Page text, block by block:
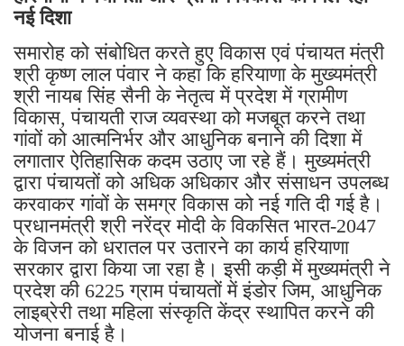
नई दिशा
समारोह को संबोधित करते हुए विकास एवं पंचायत मंत्री
श्री कृष्ण लाल पंवार ने कहा कि हरियाणा के मुख्यमंत्री
श्री नायब सिंह सैनी के नेतृत्व में प्रदेश में ग्रामीण
विकास, पंचायती राज व्यवस्था को मजबूत करने तथा
गांवों को आत्मनिर्भर और आधुनिक बनाने की दिशा में
लगातार ऐतिहासिक कदम उठाए जा रहे हैं। मुख्यमंत्री
द्वारा पंचायतों को अधिक अधिकार और संसाधन उपलब्ध
करवाकर गांवों के समग्र विकास को नई गति दी गई है।
प्रधानमंत्री श्री नरेंद्र मोदी के विकसित भारत-2047
के विजन को धरातल पर उतारने का कार्य हरियाणा
सरकार द्वारा किया जा रहा है। इसी कड़ी में मुख्यमंत्री ने
प्रदेश की 6225 ग्राम पंचायतों में इंडोर जिम, आधुनिक
लाइब्रेरी तथा महिला संस्कृति केंद्र स्थापित करने की
योजना बनाई है।